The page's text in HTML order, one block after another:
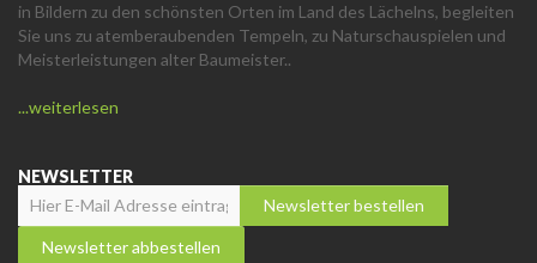
in Bildern zu den schönsten Orten im Land des Lächelns, begleiten
Sie uns zu atemberaubenden Tempeln, zu Naturschauspielen und
Meisterleistungen alter Baumeister..
...weiterlesen
NEWSLETTER